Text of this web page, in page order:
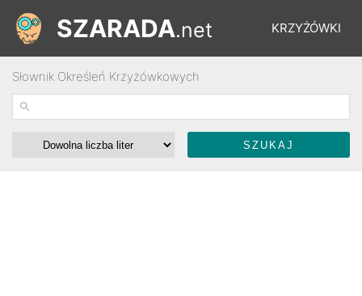
KRZYŻÓWKI
ŁAMIGŁÓWKI
SZARADA.net
Słownik Określeń Krzyżówkowych